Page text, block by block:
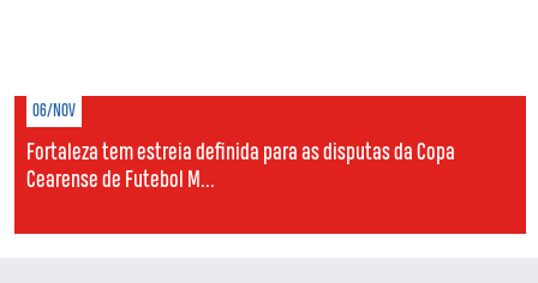
06/NOV
Fortaleza tem estreia definida para as disputas da Copa
Cearense de Futebol M...